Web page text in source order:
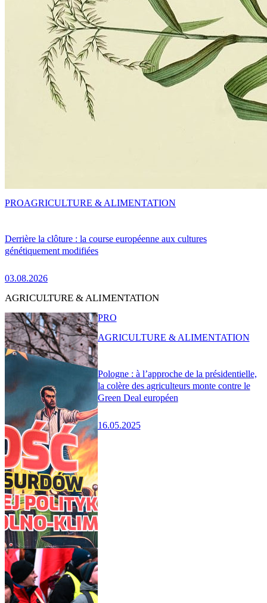
Derrière la clôture : la course européenne aux cultures
génétiquement modifiées
03.08.2026
PROAGRICULTURE & ALIMENTATION
AGRICULTURE & ALIMENTATION
Pologne : à l’approche de la présidentielle,
la colère des agriculteurs monte contre le
Green Deal européen
16.05.2025
PRO
AGRICULTURE & ALIMENTATION